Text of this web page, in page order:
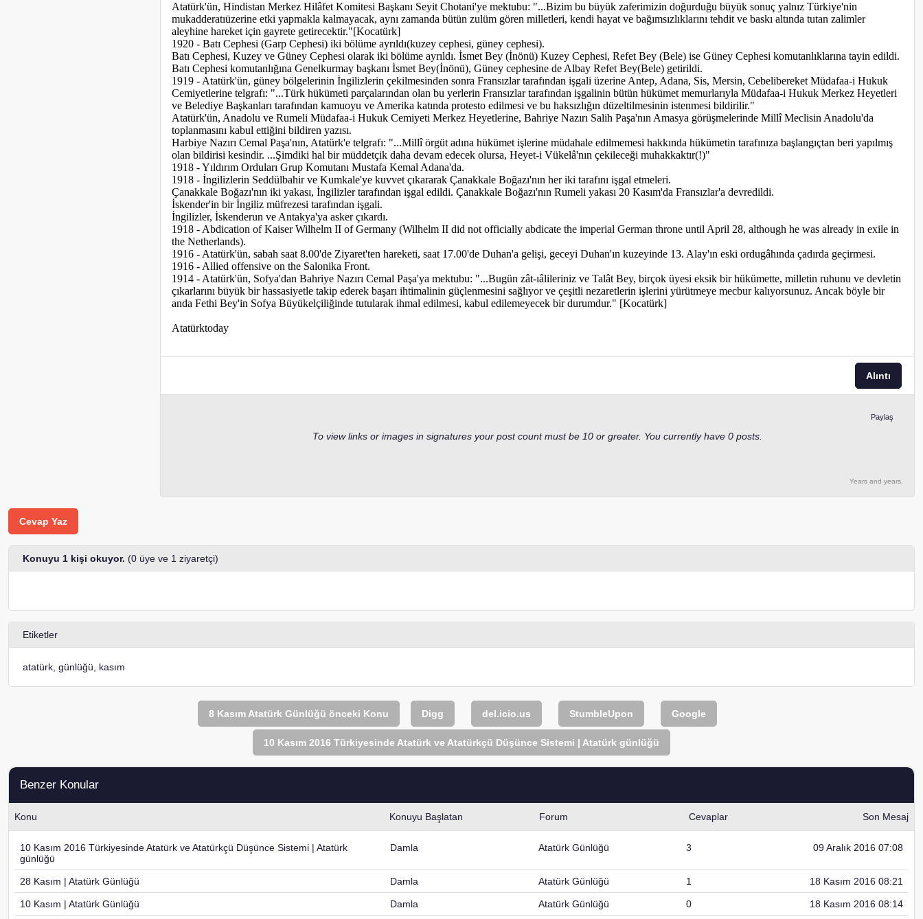
Atatürk'ün, Hindistan Merkez Hilâfet Komitesi Başkanı Seyit Chotani'ye mektubu: "...Bizim bu büyük zaferimizin doğurduğu büyük sonuç yalnız Türkiye'nin
mukadderatıüzerine etki yapmakla kalmayacak, aynı zamanda bütün zulüm gören milletleri, kendi hayat ve bağımsızlıklarını tehdit ve baskı altında tutan zalimler
aleyhine hareket için gayrete getirecektir."[Kocatürk]
1920 - Batı Cephesi (Garp Cephesi) iki bölüme ayrıldı(kuzey cephesi, güney cephesi).
Batı Cephesi, Kuzey ve Güney Cephesi olarak iki bölüme ayrıldı. İsmet Bey (İnönü) Kuzey Cephesi, Refet Bey (Bele) ise Güney Cephesi komutanlıklarına tayin edildi.
Batı Cephesi komutanlığına Genelkurmay başkanı İsmet Bey(İnönü), Güney cephesine de Albay Refet Bey(Bele) getirildi.
1919 - Atatürk'ün, güney bölgelerinin İngilizlerin çekilmesinden sonra Fransızlar tarafından işgali üzerine Antep, Adana, Sis, Mersin, Cebelibereket Müdafaa-i Hukuk
Cemiyetlerine telgrafı: "...Türk hükümeti parçalarından olan bu yerlerin Fransızlar tarafından işgalinin bütün hükümet memurlarıyla Müdafaa-i Hukuk Merkez Heyetleri
ve Belediye Başkanları tarafından kamuoyu ve Amerika katında protesto edilmesi ve bu haksızlığın düzeltilmesinin istenmesi bildirilir."
Atatürk'ün, Anadolu ve Rumeli Müdafaa-i Hukuk Cemiyeti Merkez Heyetlerine, Bahriye Nazırı Salih Paşa'nın Amasya görüşmelerinde Millî Meclisin Anadolu'da
toplanmasını kabul ettiğini bildiren yazısı.
Harbiye Nazırı Cemal Paşa'nın, Atatürk'e telgrafı: "...Millî örgüt adına hükümet işlerine müdahale edilmemesi hakkında hükümetin tarafınıza başlangıçtan beri yapılmış
olan bildirisi kesindir. ...Şimdiki hal bir müddetçik daha devam edecek olursa, Heyet-i Vükelâ'nın çekileceği muhakkaktır(!)"
1918 - Yıldırım Orduları Grup Komutanı Mustafa Kemal Adana'da.
1918 - İngilizlerin Seddülbahir ve Kumkale'ye kuvvet çıkararak Çanakkale Boğazı'nın her iki tarafını işgal etmeleri.
Çanakkale Boğazı'nın iki yakası, İngilizler tarafından işgal edildi. Çanakkale Boğazı'nın Rumeli yakası 20 Kasım'da Fransızlar'a devredildi.
İskender'in bir İngiliz müfrezesi tarafından işgali.
İngilizler, İskenderun ve Antakya'ya asker çıkardı.
1918 - Abdication of Kaiser Wilhelm II of Germany (Wilhelm II did not officially abdicate the imperial German throne until April 28, although he was already in exile in
the Netherlands).
1916 - Atatürk'ün, sabah saat 8.00'de Ziyaret'ten hareketi, saat 17.00'de Duhan'a gelişi, geceyi Duhan'ın kuzeyinde 13. Alay'ın eski ordugâhında çadırda geçirmesi.
1916 - Allied offensive on the Salonika Front.
1914 - Atatürk'ün, Sofya'dan Bahriye Nazırı Cemal Paşa'ya mektubu: "...Bugün zât-ıâlileriniz ve Talât Bey, birçok üyesi eksik bir hükümette, milletin ruhunu ve devletin
çıkarlarını büyük bir hassasiyetle takip ederek başarı ihtimalinin güçlenmesini sağlıyor ve çeşitli nezaretlerin işlerini yürütmeye mecbur kalıyorsunuz. Ancak böyle bir
anda Fethi Bey'in Sofya Büyükelçiliğinde tutularak ihmal edilmesi, kabul edilemeyecek bir durumdur." [Kocatürk]
Atatürktoday
Alıntı
Paylaş
To view links or images in signatures your post count must be 10 or greater. You currently have 0 posts.
Years and years.
Cevap Yaz
Konuyu 1 kişi okuyor. (0 üye ve 1 ziyaretçi)
Etiketler
atatürk günlüğü kasım
8 Kasım Atatürk Günlüğü önceki Konu Digg del.icio.us StumbleUpon Google
10 Kasım 2016 Türkiyesinde Atatürk ve Atatürkçü Düşünce Sistemi | Atatürk günlüğü
Benzer Konular
Konu Konuyu Başlatan Forum Cevaplar Son Mesaj
10 Kasım 2016 Türkiyesinde Atatürk ve Atatürkçü Düşünce Sistemi | Atatürk
günlüğü
Damla Atatürk Günlüğü 3 09 Aralık 2016 07:08
28 Kasım | Atatürk Günlüğü Damla Atatürk Günlüğü 1 18 Kasım 2016 08:21
10 Kasım | Atatürk Günlüğü Damla Atatürk Günlüğü 0 18 Kasım 2016 08:14